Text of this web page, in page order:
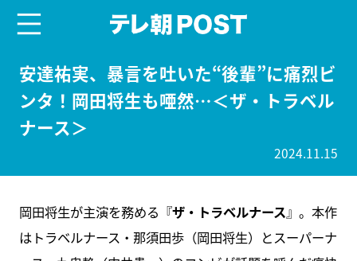
安達祐実、暴言を吐いた“後輩”に痛烈ビ
ンタ！岡田将生も唖然…＜ザ・トラベル
ナース＞
2024.11.15
岡田将生が主演を務める『ザ・トラベルナース』。本作
はトラベルナース・那須田歩（岡田将生）とスーパーナ